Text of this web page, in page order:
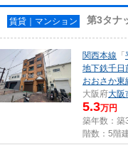
賃貸｜マンション 第3タナ
関西本線 「
地下鉄千日
おおさか東
大阪府大阪
5.3万円
築年数：築
階数：5階